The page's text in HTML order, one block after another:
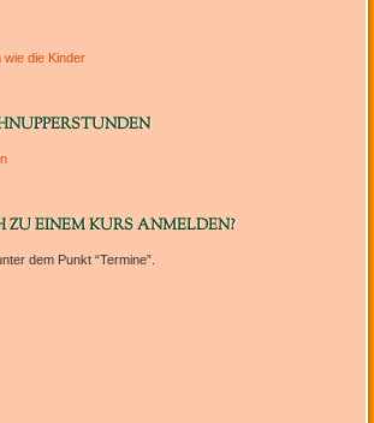
die Kinder
ZU EINEM KURS ANMELDEN?
dem Punkt “Termine”.